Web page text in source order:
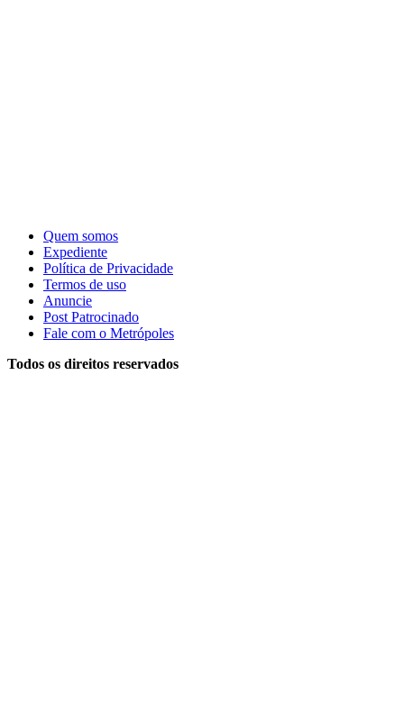
Quem somos
Expediente
Política de Privacidade
Termos de uso
Anuncie
Post Patrocinado
Fale com o Metrópoles
Todos os direitos reservados